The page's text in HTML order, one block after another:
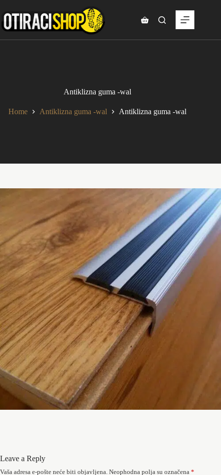
to
content
Shopping
Antiklizna guma -wal
Home Antiklizna guma -wal Antiklizna guma -wal
Leave a Reply
Vaša adresa e-pošte neće biti objavljena. Neophodna polja su označena *